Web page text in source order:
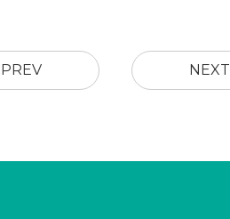
PREV NEXT